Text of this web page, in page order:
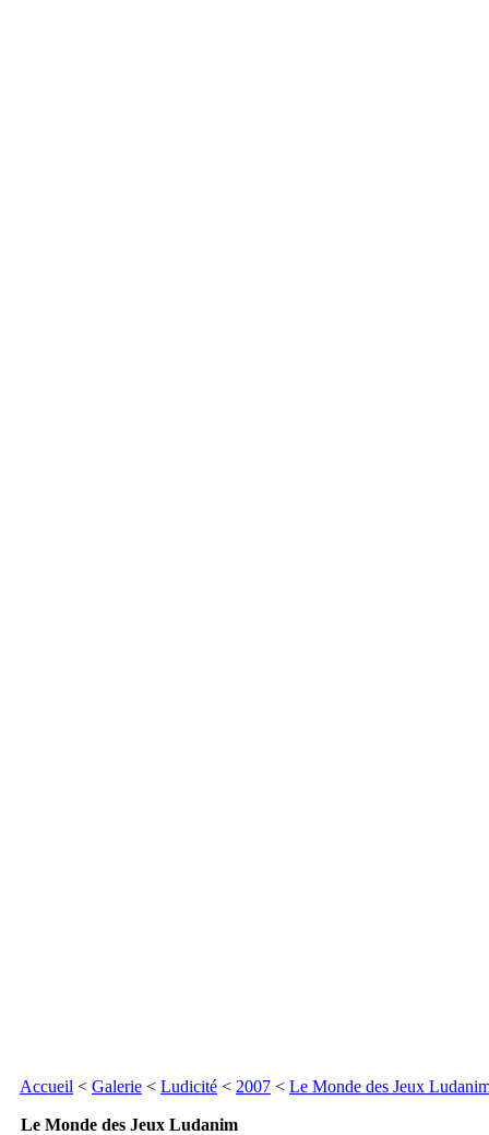
Accueil < Galerie < Ludicité < 2007 < Le Monde des Jeux
Le Monde des Jeux Ludanim